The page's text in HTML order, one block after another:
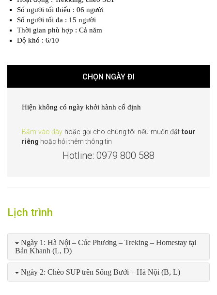
Số người tối thiểu : 06 người
Số người tối đa : 15 người
Thời gian phù hợp : Cả năm
Độ khó : 6/10
CHỌN NGÀY ĐI
Hiện không có ngày khởi hành cố định
Bấm vào đây hoặc gọi cho chúng tôi nếu muốn đặttour
riêng hoặc hỏi thêm thông tin
Hotline: 0979 800 588
Lịch trình
Ngày 1: Hà Nội – Cúc Phương – Treking – Homestay tại
Bản Khanh (L, D)
Ngày 2: Chèo SUP trên Sông Bưởi – Hà Nội (B, L)